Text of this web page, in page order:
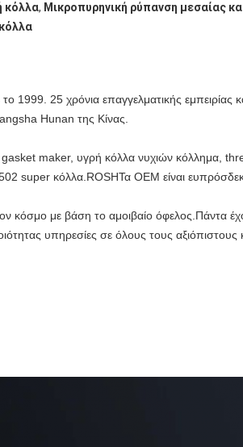
κόλλα, Μικροπυρηνική ρύπανση μεσαίας
25 χρόνια επαγγελματικής εμπειρίας
Hunan της Κίνας.
maker, υγρή κόλλα νυχιών κόλλημα,
super κόλλα.ROSHΤα OEM είναι
κόσμο με βάση το αμοιβαίο όφελος.Πάντα
υπηρεσίες σε όλους τους αξιόπιστους